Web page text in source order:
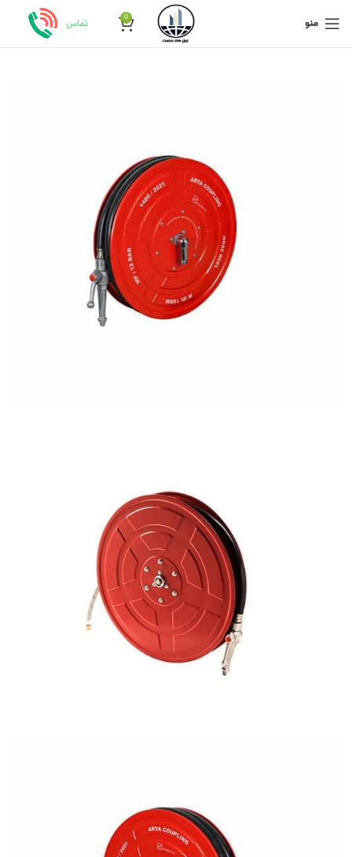
منو 0 تماس